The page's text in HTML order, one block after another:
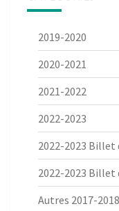
2019-2020
2020-2021
2021-2022
2022-2023
2022-2023 Billet
2022-2023 Billet
Autres 2017-2018